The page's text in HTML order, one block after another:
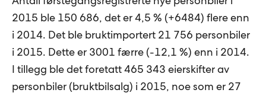
2015 ble 150 686, det er 4,5 % (+6484) flere enn
i 2014. Det ble bruktimportert 21 756 personbiler
i 2015. Dette er 3001 færre (-12,1 %) enn i 2014.
I tillegg ble det foretatt 465 343 eierskifter av
personbiler (bruktbilsalg) i 2015, noe som er 27